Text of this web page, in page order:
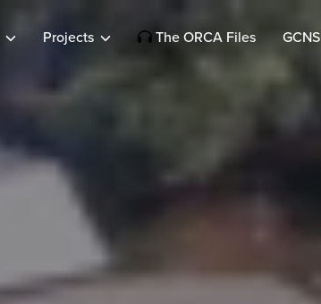
Projects The ORCA Files GCNS